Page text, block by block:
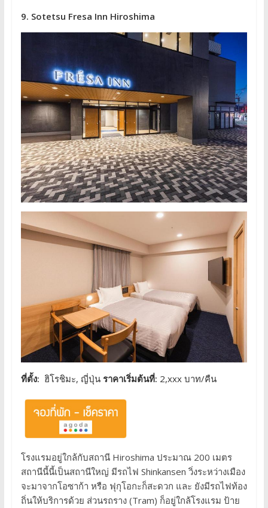
9. Sotetsu Fresa Inn Hiroshima
ที่ตั้ง: ฮิโรชิมะ, ญี่ปุ่น ราคาเริ่มต้นที่: 2,xxx บาท/คืน
โรงแรมอยู่ใกล้กับสถานี Hiroshima ประมาณ 200 เมตร
สถานีนี้นี้เป็นสถานีใหญ่ มีรถไฟ Shinkansen วิ่งระหว่างเมือง
จะมาจากโอซาก้า หรือ ฟุกุโอกะก็สะดวก และ ยังมีรถไฟท้อง
ถิ่นให้บริการด้วย ส่วนรถราง (Tram) ก็อยู่ใกล้โรงแรม ป้าย